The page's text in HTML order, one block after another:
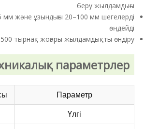
беру жылдамдығы
мм және ұзындығы 20–100 мм шегелерді
өңдейді
тырнақ жоғары жылдамдықты өндіру
параметрлер
Параметр
Үлгі